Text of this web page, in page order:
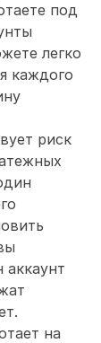
под
легко
каждого
риск
на